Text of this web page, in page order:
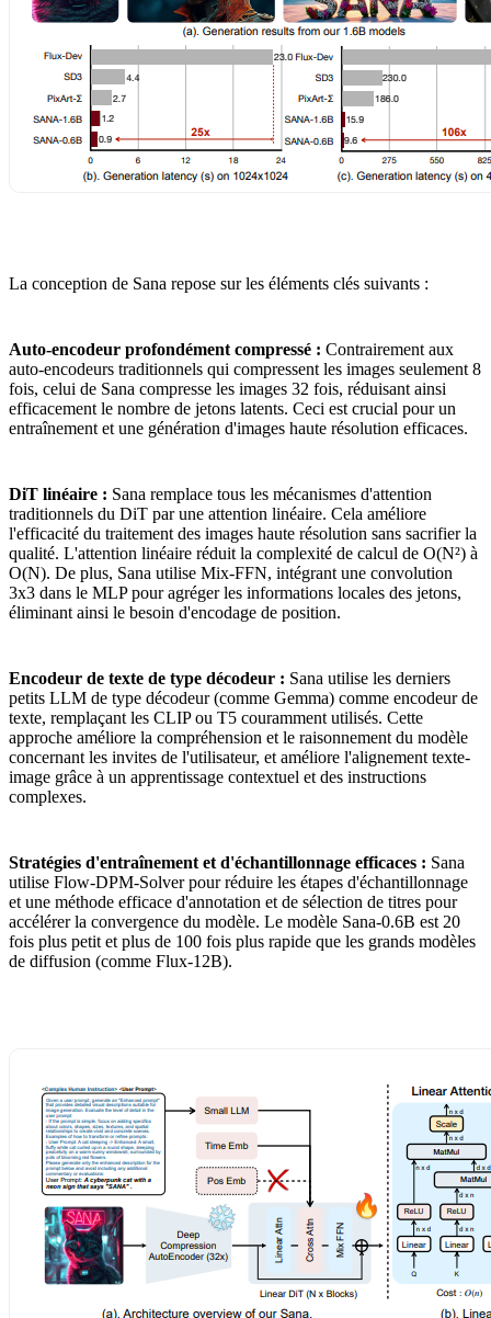
La conception de Sana repose sur les éléments clés suivants :
Auto-encodeur profondément compressé : Contrairement aux
auto-encodeurs traditionnels qui compressent les images seulement 8
fois, celui de Sana compresse les images 32 fois, réduisant ainsi
efficacement le nombre de jetons latents. Ceci est crucial pour un
entraînement et une génération d'images haute résolution efficaces.
DiT linéaire : Sana remplace tous les mécanismes d'attention
traditionnels du DiT par une attention linéaire. Cela améliore
l'efficacité du traitement des images haute résolution sans sacrifier la
qualité. L'attention linéaire réduit la complexité de calcul de O(N²) à
O(N). De plus, Sana utilise Mix-FFN, intégrant une convolution
3x3 dans le MLP pour agréger les informations locales des jetons,
éliminant ainsi le besoin d'encodage de position.
Encodeur de texte de type décodeur : Sana utilise les derniers
petits LLM de type décodeur (comme Gemma) comme encodeur de
texte, remplaçant les CLIP ou T5 couramment utilisés. Cette
approche améliore la compréhension et le raisonnement du modèle
concernant les invites de l'utilisateur, et améliore l'alignement texte-
image grâce à un apprentissage contextuel et des instructions
complexes.
Stratégies d'entraînement et d'échantillonnage efficaces : Sana
utilise Flow-DPM-Solver pour réduire les étapes d'échantillonnage
et une méthode efficace d'annotation et de sélection de titres pour
accélérer la convergence du modèle. Le modèle Sana-0.6B est 20
fois plus petit et plus de 100 fois plus rapide que les grands modèles
de diffusion (comme Flux-12B).